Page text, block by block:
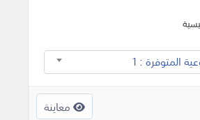
المتوفرة : 1
معاينة